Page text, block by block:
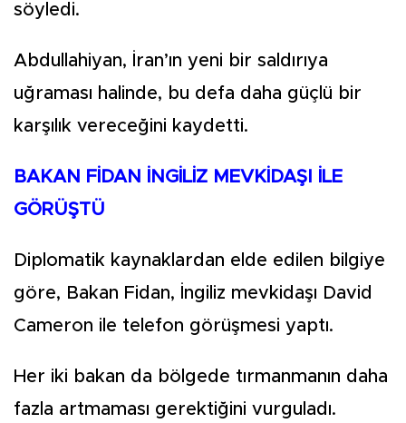
söyledi.
Abdullahiyan, İran’ın yeni bir saldırıya
uğraması halinde, bu defa daha güçlü bir
karşılık vereceğini kaydetti.
BAKAN FİDAN İNGİLİZ MEVKİDAŞI İLE
GÖRÜŞTÜ
Diplomatik kaynaklardan elde edilen bilgiye
göre, Bakan Fidan, İngiliz mevkidaşı David
Cameron ile telefon görüşmesi yaptı.
Her iki bakan da bölgede tırmanmanın daha
fazla artmaması gerektiğini vurguladı.